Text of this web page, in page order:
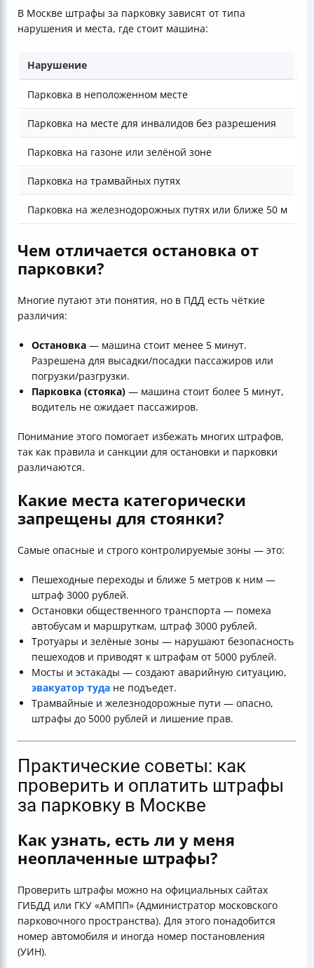
В Москве штрафы за парковку зависят от типа
нарушения и места, где стоит машина:
Нарушение
Парковка в неположенном месте
Парковка на месте для инвалидов без разрешения
Парковка на газоне или зелёной зоне
Парковка на трамвайных путях
Парковка на железнодорожных путях или ближе 50 м
Чем отличается остановка от
парковки?
Многие путают эти понятия, но в ПДД есть чёткие
различия:
Остановка — машина стоит менее 5 минут.
Разрешена для высадки/посадки пассажиров или
погрузки/разгрузки.
Парковка (стояка) — машина стоит более 5 минут,
водитель не ожидает пассажиров.
Понимание этого помогает избежать многих штрафов,
так как правила и санкции для остановки и парковки
различаются.
Какие места категорически
запрещены для стоянки?
Самые опасные и строго контролируемые зоны — это:
Пешеходные переходы и ближе 5 метров к ним —
штраф 3000 рублей.
Остановки общественного транспорта — помеха
автобусам и маршруткам, штраф 3000 рублей.
Тротуары и зелёные зоны — нарушают безопасность
пешеходов и приводят к штрафам от 5000 рублей.
Мосты и эстакады — создают аварийную ситуацию,
эвакуатор туда не подъедет.
Трамвайные и железнодорожные пути — опасно,
штрафы до 5000 рублей и лишение прав.
Практические советы: как
проверить и оплатить штрафы
за парковку в Москве
Как узнать, есть ли у меня
неоплаченные штрафы?
Проверить штрафы можно на официальных сайтах
ГИБДД или ГКУ «АМПП» (Администратор московского
парковочного пространства). Для этого понадобится
номер автомобиля и иногда номер постановления
(УИН).